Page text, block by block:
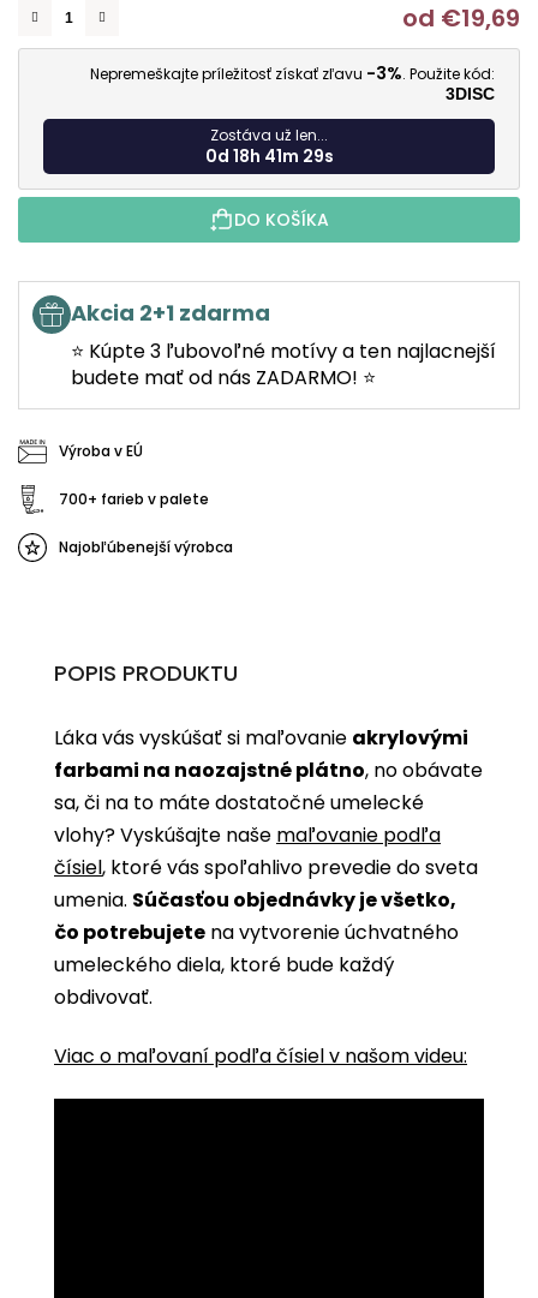
od €19,69
Nepremeškajte príležitosť získať zľavu -3%. Použite kód:
3DISC
Zostáva už len...
0d 18h 41m 28s
DO KOŠÍKA
Akcia 2+1 zdarma
⭐ Kúpte 3 ľubovoľné motívy a ten najlacnejší
budete mať od nás ZADARMO! ⭐
Výroba v EÚ
700+ farieb v palete
Najobľúbenejší výrobca
POPIS PRODUKTU
Láka vás vyskúšať si maľovanie akrylovými
farbami na naozajstné plátno, no obávate
sa, či na to máte dostatočné umelecké
vlohy? Vyskúšajte naše maľovanie podľa
čísiel, ktoré vás spoľahlivo prevedie do sveta
umenia. Súčasťou objednávky je všetko,
čo potrebujete na vytvorenie úchvatného
umeleckého diela, ktoré bude každý
obdivovať.
Viac o maľovaní podľa čísiel v našom videu: